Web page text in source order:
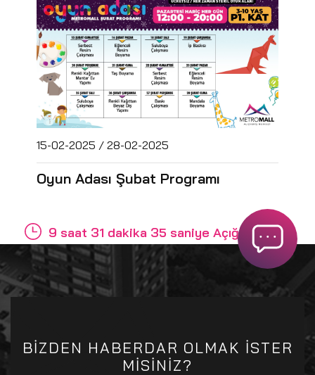
15-02-2025 / 28-02-2025
Oyun Adası Şubat Programı
9 saat 31 dakika 35 saniye Açığız
BİZDEN HABERDAR OLMAK İSTER
MİSİNİZ?